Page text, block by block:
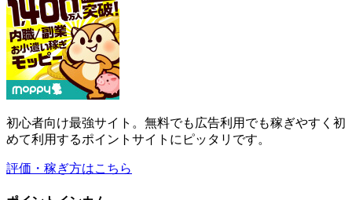
初心者向け最強サイト。無料でも広告利用でも稼ぎやすく初
めて利用するポイントサイトにピッタリです。
評価・稼ぎ方はこちら
ポイントインカム
広告利用で追加ポイントを稼げる優秀なコンテンツ多数。新